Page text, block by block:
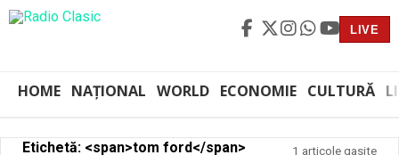
LIVE
HOME NAȚIONAL WORLD ECONOMIE CULTURĂ
Etichetă: <span>tom ford</span> 1 articole gasite